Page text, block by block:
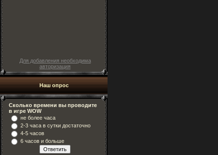
Для добавления необходима
авторизация
Наш опрос
Сколько времени вы проводите
в игре WOW
не более часа
2-3 часа в сутки достаточно
4-5 часов
6 часов и больше